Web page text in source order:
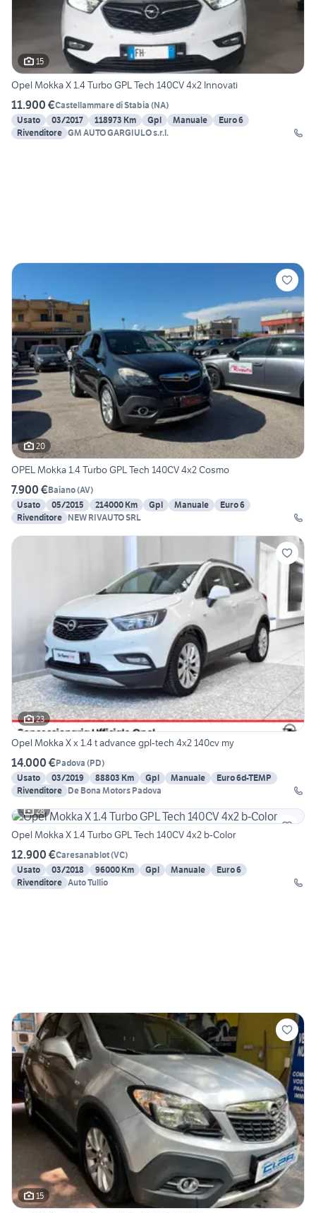
15
Opel Mokka X 1.4 Turbo GPL Tech 140CV 4x2 Innovati
11.900 €Castellammare di Stabia (NA)
Usato
03/2017 118973 Km Gpl Manuale
Euro 6
Rivenditore GM AUTO GARGIULO s.r.l.
20
OPEL Mokka 1.4 Turbo GPL Tech 140CV 4x2 Cosmo
7.900 €Baiano(AV)
Usato
05/2015 214000 Km Gpl Manuale
Euro 6
Rivenditore NEW RIVAUTO SRL
23
Opel Mokka X x 1.4 t advance gpl-tech 4x2 140cv my
14.000 €Padova (PD)
Usato
03/2019 88803 Km Gpl Manuale
Euro 6d-TEMP
Rivenditore De Bona Motors Padova
28
Opel Mokka X 1.4 Turbo GPL Tech 140CV 4x2 b-Color
12.900 €Caresanablot(VC)
Usato
03/2018 96000 Km Gpl Manuale
Euro 6
Rivenditore Auto Tullio
15